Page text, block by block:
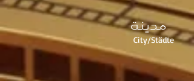
City/Städte
مدينة